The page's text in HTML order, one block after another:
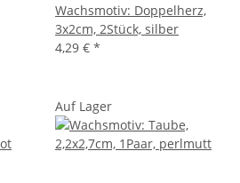
Wachsmotiv: Doppelherz,
3x2cm, 2Stück, silber
4,29 € *
Auf Lager